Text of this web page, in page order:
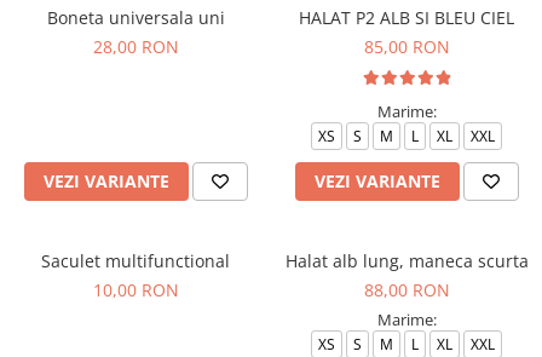
Fuste medicale
Sarafane medicale
Jachete de lucru
Articole din Polar
Veste de lucru
Halate medicale polar - unisex
Boneta universala uni
28,00 RON
VEZI VARIANTE
HALAT P2 ALB SI BLEU CIEL
85,00 RON
Marime:
XS S M L XL XXL
VEZI VARIANTE
Saculet multifunctional
10,00 RON
Halat alb lung, maneca scurta
88,00 RON
Marime:
XS S M L XL XXL